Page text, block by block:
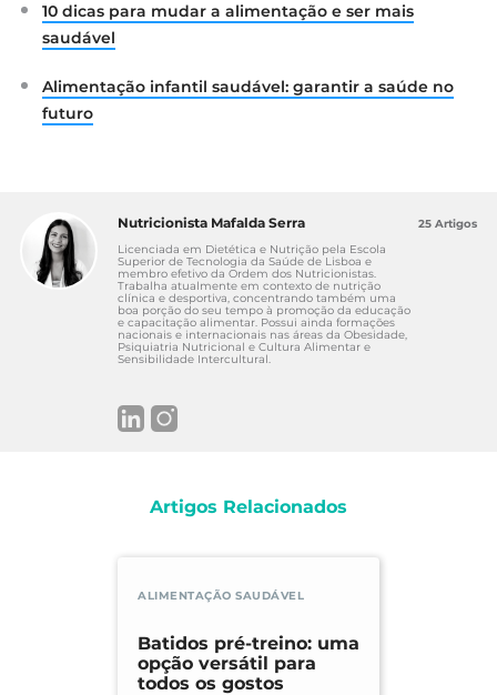
10 dicas para mudar a alimentação e ser mais
saudável
Alimentação infantil saudável: garantir a saúde no
futuro
Nutricionista Mafalda Serra
Licenciada em Dietética e Nutrição pela Escola
Superior de Tecnologia da Saúde de Lisboa e
membro efetivo da Ordem dos Nutricionistas.
Trabalha atualmente em contexto de nutrição
clínica e desportiva, concentrando também uma
boa porção do seu tempo à promoção da educação
e capacitação alimentar. Possui ainda formações
nacionais e internacionais nas áreas da Obesidade,
Psiquiatria Nutricional e Cultura Alimentar e
Sensibilidade Intercultural.
25 Artigos
Artigos Relacionados
ALIMENTAÇÃO SAUDÁVEL
Batidos pré-treino: uma
opção versátil para
todos os gostos